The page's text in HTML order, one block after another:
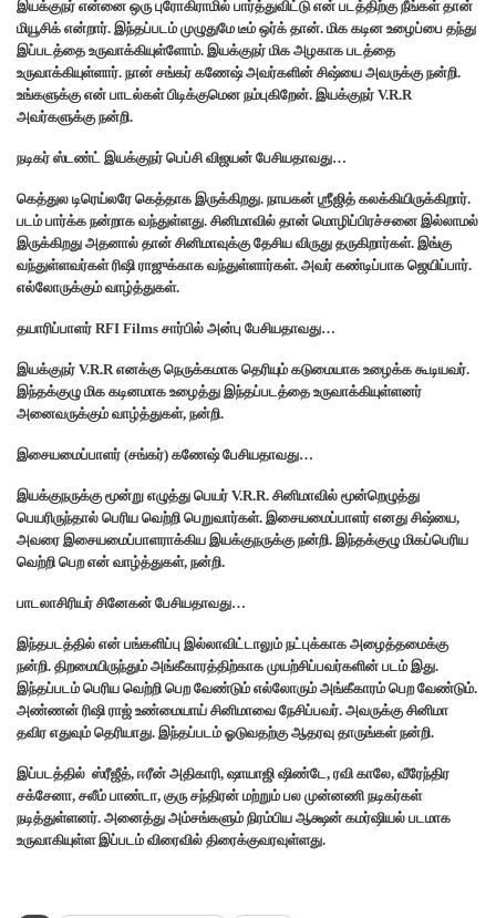
இயக்குநர் என்னை ஒரு புரோகிராமில் பார்த்துவிட்டு என் படத்திற்கு நீங்கள் தான்
மியூசிக் என்றார். இந்தப்படம் முழுதுமே டீம் ஒர்க் தான். மிக கடின உழைப்பை தந்து
இப்படத்தை உருவாக்கியுள்ளோம். இயக்குநர் மிக அழகாக படத்தை
உருவாக்கியுள்ளார். நான் சங்கர் கணேஷ் அவர்களின் சிஷ்யை அவருக்கு நன்றி.
உங்களுக்கு என் பாடல்கள் பிடிக்குமென நம்புகிறேன். இயக்குநர் V.R.R
அவர்களுக்கு நன்றி.
நடிகர் ஸ்டண்ட் இயக்குநர் பெப்சி விஜயன் பேசியதாவது…
கெத்துல டிரெய்லரே கெத்தாக இருக்கிறது. நாயகன் ஶ்ரீஜித் கலக்கியிருக்கிறார்.
படம் பார்க்க நன்றாக வந்துள்ளது. சினிமாவில் தான் மொழிப்பிரச்சனை இல்லாமல்
இருக்கிறது அதனால் தான் சினிமாவுக்கு தேசிய விருது தருகிறார்கள். இங்கு
வந்துள்ளவர்கள் ரிஷி ராஜுக்காக வந்துள்ளார்கள். அவர் கண்டிப்பாக ஜெயிப்பார்.
எல்லோருக்கும் வாழ்த்துகள்.
தயாரிப்பாளர் RFI Films சார்பில் அன்பு பேசியதாவது…
இயக்குநர் V.R.R எனக்கு நெருக்கமாக தெரியும் கடுமையாக உழைக்க கூடியவர்.
இந்தக்குழு மிக கடினமாக உழைத்து இந்தப்படத்தை உருவாக்கியுள்ளனர்
அனைவருக்கும் வாழ்த்துகள், நன்றி.
இசையமைப்பாளர் (சங்கர்) கணேஷ் பேசியதாவது…
இயக்குநருக்கு மூன்று எழுத்து பெயர் V.R.R. சினிமாவில் மூன்றெழுத்து
பெயரிருந்தால் பெரிய வெற்றி பெறுவார்கள். இசையமைப்பாளர் எனது சிஷ்யை,
அவரை இசையமைப்பாளராக்கிய இயக்குநருக்கு நன்றி. இந்தக்குழு மிகப்பெரிய
வெற்றி பெற என் வாழ்த்துகள், நன்றி.
பாடலாசிரியர் சினேகன் பேசியதாவது…
இந்தபடத்தில் என் பங்களிப்பு இல்லாவிட்டாலும் நட்புக்காக அழைத்தமைக்கு
நன்றி. திறமையிருந்தும் அங்கீகாரத்திற்காக முயற்சிப்பவர்களின் படம் இது.
இந்தப்படம் பெரிய வெற்றி பெற வேண்டும் எல்லோரும் அங்கீகாரம் பெற வேண்டும்.
அண்ணன் ரிஷி ராஜ் உண்மையாய் சினிமாவை நேசிப்பவர். அவருக்கு சினிமா
தவிர எதுவும் தெரியாது. இந்தப்படம் ஓடுவதற்கு ஆதரவு தாருங்கள் நன்றி.
இப்படத்தில் ஸ்ரீஜீத், ஈரீன் அதிகாரி, ஷாயாஜி ஷிண்டே, ரவி காலே, வீரேந்திர
சக்சேனா, சலீம் பாண்டா, குரு சந்திரன் மற்றும் பல முன்னணி நடிகர்கள்
நடித்துள்ளனர். அனைத்து அம்சங்களும் நிரம்பிய ஆக்ஷன் கமர்ஷியல் படமாக
உருவாகியுள்ள இப்படம் விரைவில் திரைக்குவரவுள்ளது.